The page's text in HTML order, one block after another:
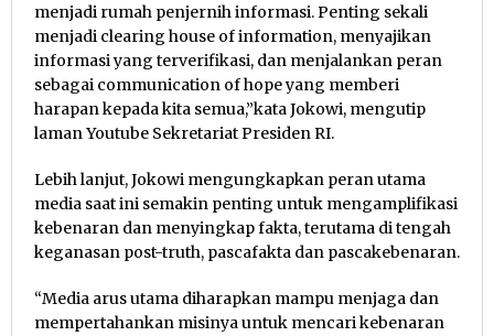
menjadi rumah penjernih informasi. Penting sekali
menjadi clearing house of information, menyajikan
informasi yang terverifikasi, dan menjalankan peran
sebagai communication of hope yang memberi
harapan kepada kita semua,”kata Jokowi, mengutip
laman Youtube Sekretariat Presiden RI.
Lebih lanjut, Jokowi mengungkapkan peran utama
media saat ini semakin penting untuk mengamplifikasi
kebenaran dan menyingkap fakta, terutama di tengah
keganasan post-truth, pascafakta dan pascakebenaran.
“Media arus utama diharapkan mampu menjaga dan
mempertahankan misinya untuk mencari kebenaran